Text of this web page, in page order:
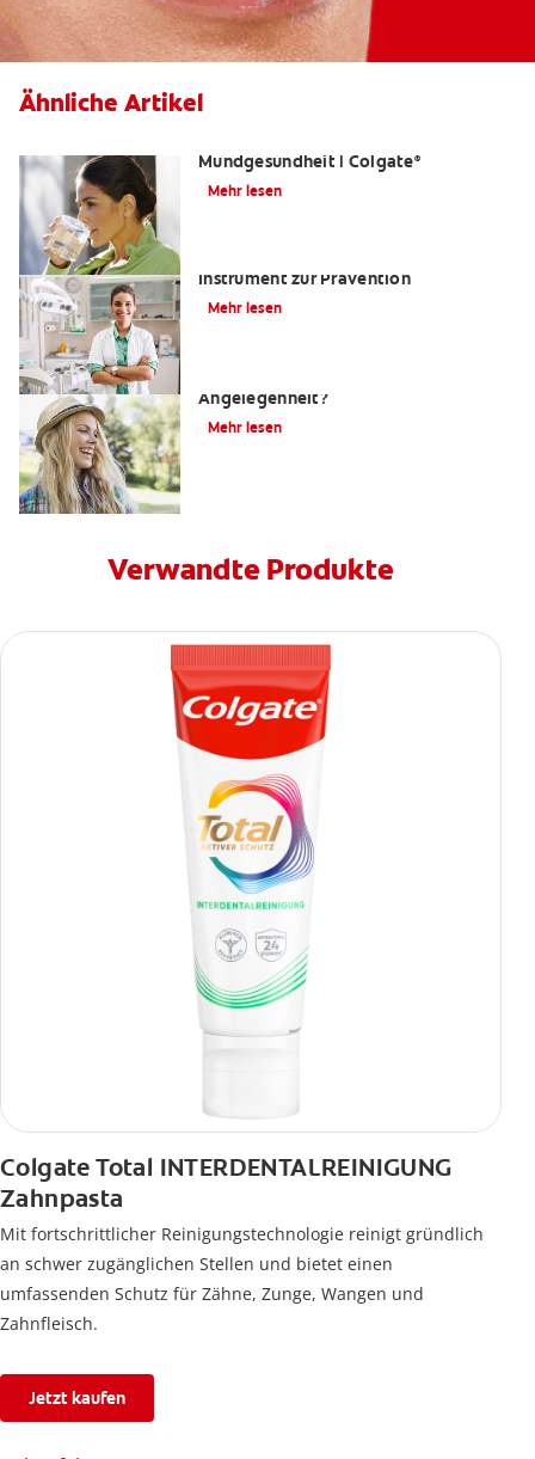
Ähnliche Artikel
Mundgesundheit | Colgate®
Mehr lesen
Instrument zur Prävention
Mehr lesen
Angelegenheit?
Mehr lesen
Verwandte Produkte
Colgate Total INTERDENTALREINIGUNG
Zahnpasta
Mit fortschrittlicher Reinigungstechnologie reinigt gründlich
an schwer zugänglichen Stellen und bietet einen
umfassenden Schutz für Zähne, Zunge, Wangen und
Zahnfleisch.
Jetzt kaufen